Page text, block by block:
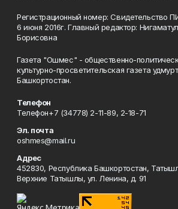
Регистрационный номер: Свидетельство
6 июня 2016г. Главный редактор:
Борисовна
Газета "Ошмес" - общественно-
культурно-просветительская газета
Башкортостан.
Телефон
Телефон+7 (34778) 2-11-89, 2-18-71
Эл. почта
oshmes@mail.ru
Адрес
452830, Республика Башкортостан,
Верхние Татышлы, ул. Ленина, д. 91